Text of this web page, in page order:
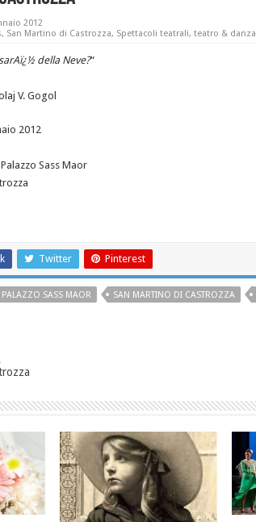
2012
, San Martino di Castrozza, Spettacoli teatrali, teatro & danza
della Neve?“
V. Gogol
2012
Sass Maor
Twitter Pinterest
PALAZZO SASS MAOR SAN MARTINO DI CASTROZZA